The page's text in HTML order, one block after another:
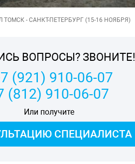
- САНКТ-ПЕТЕРБУРГ (15-16 НОЯБРЯ)
ВОПРОСЫ? ЗВОНИТЕ!
(921) 910-06-07
(812) 910-06-07
Или получите
СПЕЦИАЛИСТА